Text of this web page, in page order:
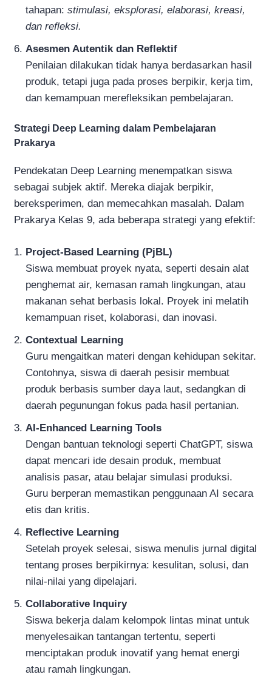
tahapan:stimulasi, eksplorasi, elaborasi, kreasi,
dan refleksi.
Asesmen Autentik dan Reflektif
Penilaian dilakukan tidak hanya berdasarkan hasil
produk, tetapi juga pada proses berpikir, kerja tim,
dan kemampuan merefleksikan pembelajaran.
Strategi Deep Learning dalam Pembelajaran
Prakarya
Pendekatan Deep Learning menempatkan siswa
sebagai subjek aktif. Mereka diajak berpikir,
bereksperimen, dan memecahkan masalah. Dalam
Prakarya Kelas 9, ada beberapa strategi yang efektif:
Project-Based Learning (PjBL)
Siswa membuat proyek nyata, seperti desain alat
penghemat air, kemasan ramah lingkungan, atau
makanan sehat berbasis lokal. Proyek ini melatih
kemampuan riset, kolaborasi, dan inovasi.
Contextual Learning
Guru mengaitkan materi dengan kehidupan sekitar.
Contohnya, siswa di daerah pesisir membuat
produk berbasis sumber daya laut, sedangkan di
daerah pegunungan fokus pada hasil pertanian.
AI-Enhanced Learning Tools
Dengan bantuan teknologi seperti ChatGPT, siswa
dapat mencari ide desain produk, membuat
analisis pasar, atau belajar simulasi produksi.
Guru berperan memastikan penggunaan AI secara
etis dan kritis.
Reflective Learning
Setelah proyek selesai, siswa menulis jurnal digital
tentang proses berpikirnya: kesulitan, solusi, dan
nilai-nilai yang dipelajari.
Collaborative Inquiry
Siswa bekerja dalam kelompok lintas minat untuk
menyelesaikan tantangan tertentu, seperti
menciptakan produk inovatif yang hemat energi
atau ramah lingkungan.